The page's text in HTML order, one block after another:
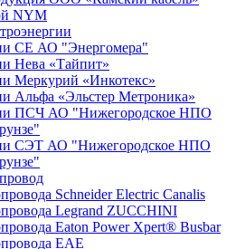
NYM
СЕ АО "Энергомера"
Нева «Тайпит»
Меркурий «Инкотекс»
Альфа «Эльстер Метроника»
ПСЧ АО "Нижегородское НПО
СЭТ АО "Нижегородское НПО
Schneider Electric Canalis
Legrand ZUCCHINI
Eaton Power Xpert® Busbar
EAE